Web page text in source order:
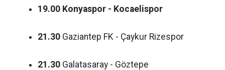
19.00 Konyaspor - Kocaelispor
21.30 Gaziantep FK - Çaykur Rizespor
21.30 Galatasaray - Göztepe